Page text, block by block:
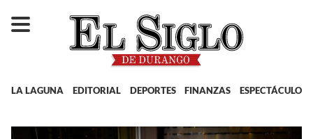
LA LAGUNA EDITORIAL DEPORTES FINANZAS ESPECTÁCULOS